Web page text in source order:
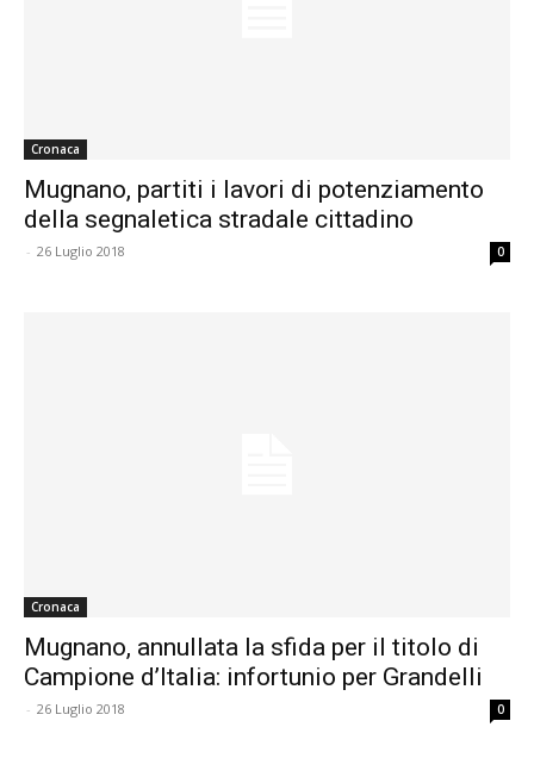
Cronaca
Mugnano, partiti i lavori di potenziamento
della segnaletica stradale cittadino
- 26 Luglio 2018 0
Cronaca
Mugnano, annullata la sfida per il titolo di
Campione d’Italia: infortunio per Grandelli
- 26 Luglio 2018 0